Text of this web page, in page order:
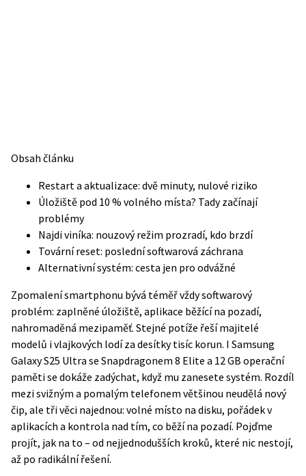
Obsah článku
Restart a aktualizace: dvě minuty, nulové riziko
Úložiště pod 10 % volného místa? Tady začínají
problémy
Najdi viníka: nouzový režim prozradí, kdo brzdí
Tovární reset: poslední softwarová záchrana
Alternativní systém: cesta jen pro odvážné
Zpomalení smartphonu bývá téměř vždy softwarový
problém: zaplněné úložiště, aplikace běžící na pozadí,
nahromaděná mezipaměť. Stejné potíže řeší majitelé
modelů i vlajkových lodí za desítky tisíc korun. I Samsung
Galaxy S25 Ultra se Snapdragonem 8 Elite a 12 GB operační
paměti se dokáže zadýchat, když mu zanesete systém. Rozdíl
mezi svižným a pomalým telefonem většinou neudělá nový
čip, ale tři věci najednou: volné místo na disku, pořádek v
aplikacích a kontrola nad tím, co běží na pozadí. Pojďme
projít, jak na to – od nejjednodušších kroků, které nic nestojí,
až po radikální řešení.